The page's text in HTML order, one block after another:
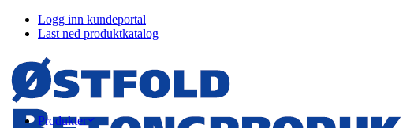
Logg inn kundeportal
Last ned produktkatalog
Produkter